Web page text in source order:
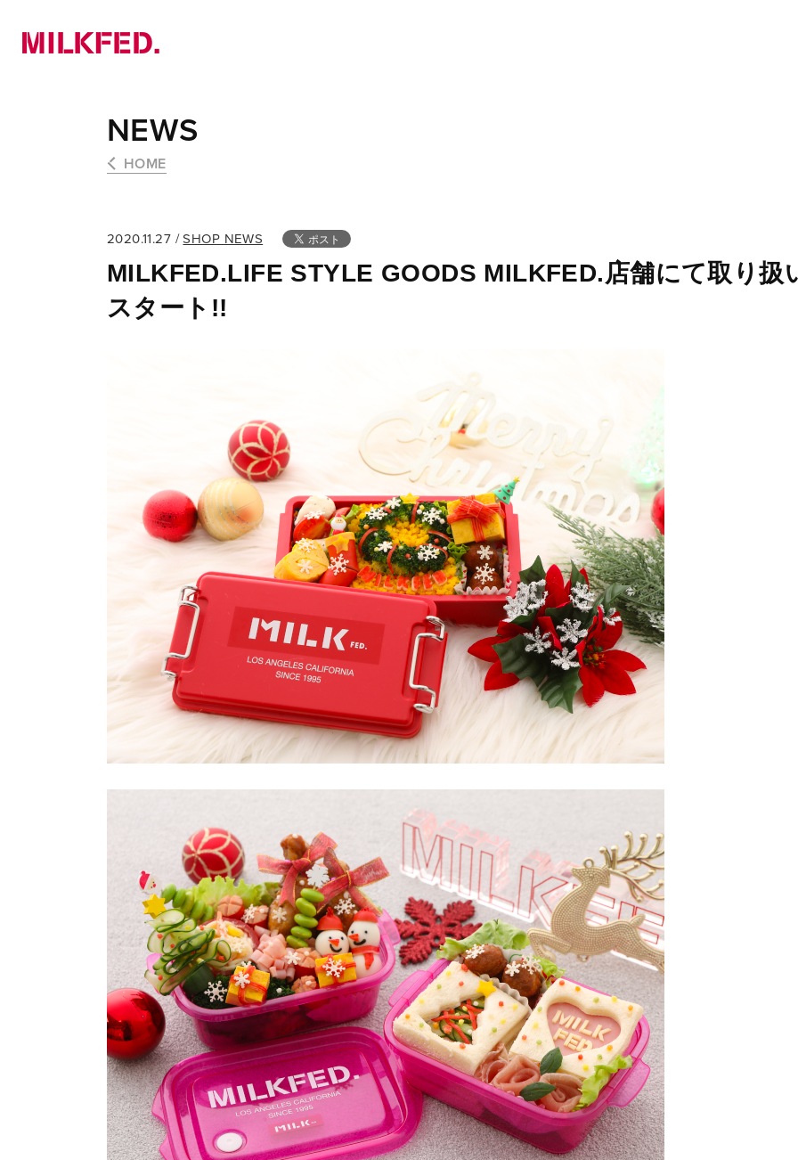
NEWS
HOME
2020.11.27 /SHOP NEWS
MILKFED.LIFE STYLE GOODS MILKFED.店舗にて取り扱
スタート!!